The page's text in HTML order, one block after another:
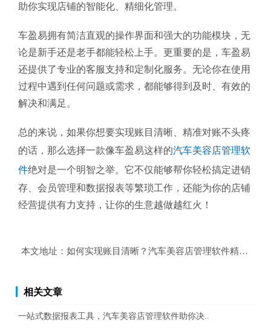
助你实现店铺的智能化、精细化管理。
车盈易拥有简洁直观的操作界面和强大的功能模块，无
论是新手还是老手都能轻松上手。更重要的是，车盈易
还提供了专业的客服支持和定制化服务。无论你在使用
过程中遇到任何问题或需求，都能够得到及时、有效的
解决和满足。
总的来说，如果你想要实现账目清晰、精准对账不头疼
的话，那么选择一款像车盈易这样的汽车美容店管理软
件绝对是一个明智之举。它不仅能够帮你轻松搞定进销
存、会员管理和数据报表等繁琐工作，还能为你的店铺
经营提供有力支持，让你的生意越做越红火！
本文地址： 如何实现账目清晰？汽车美容店管理软件精准对账
相关文章
一站式数据报表工具，汽车美容店管理软件助你决..